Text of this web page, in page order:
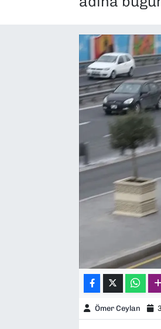
Ömer Ceylan
TEKNOLOJİ
YEREL YÖNETİMLER